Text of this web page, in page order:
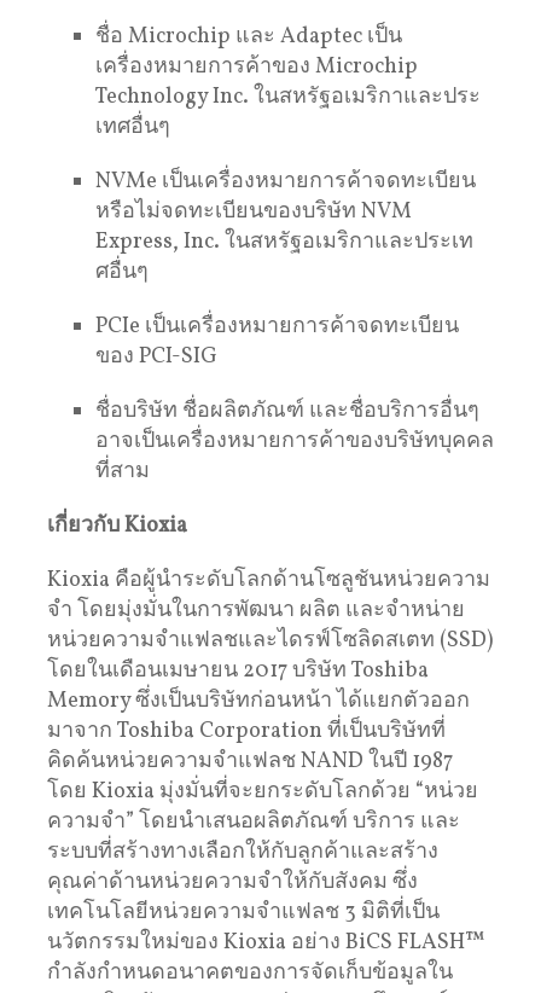
ชื่อ Microchip และ Adaptec เป็น
เครื่องหมายการค้าของ Microchip
Technology Inc. ในสหรัฐอเมริกาและประ
เทศอื่นๆ
NVMe เป็นเครื่องหมายการค้าจดทะเบียน
หรือไม่จดทะเบียนของบริษัท NVM
Express, Inc. ในสหรัฐอเมริกาและประเท
ศอื่นๆ
PCIe เป็นเครื่องหมายการค้าจดทะเบียน
ของ PCI-SIG
ชื่อบริษัท ชื่อผลิตภัณฑ์ และชื่อบริการอื่นๆ
อาจเป็นเครื่องหมายการค้าของบริษัทบุคคล
ที่สาม
เกี่ยวกับ Kioxia
Kioxia คือผู้นำระดับโลกด้านโซลูชันหน่วยความ
จำ โดยมุ่งมั่นในการพัฒนา ผลิต และจำหน่าย
หน่วยความจำแฟลชและไดรฟ์โซลิดสเตท (SSD)
โดยในเดือนเมษายน 2017 บริษัท Toshiba
Memory ซึ่งเป็นบริษัทก่อนหน้า ได้แยกตัวออก
มาจาก Toshiba Corporation ที่เป็นบริษัทที่
คิดค้นหน่วยความจำแฟลช NAND ในปี 1987
โดย Kioxia มุ่งมั่นที่จะยกระดับโลกด้วย “หน่วย
ความจำ” โดยนำเสนอผลิตภัณฑ์ บริการ และ
ระบบที่สร้างทางเลือกให้กับลูกค้าและสร้าง
คุณค่าด้านหน่วยความจำให้กับสังคม ซึ่ง
เทคโนโลยีหน่วยความจำแฟลช 3 มิติที่เป็น
นวัตกรรมใหม่ของ Kioxia อย่าง BiCS FLASH™
กำลังกำหนดอนาคตของการจัดเก็บข้อมูลใน